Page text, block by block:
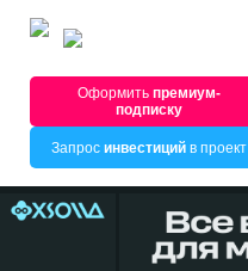
Оформитьпремиум-
подписку
Запрос инвестицийв проект